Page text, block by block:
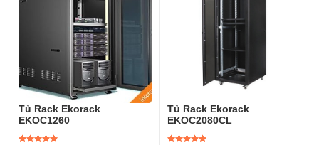
Tủ Rack Ekorack
EKOC1260
Tủ Rack Ekorack
EKOC2080CL